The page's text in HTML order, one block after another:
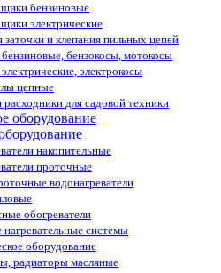
бензиновые
электрические
заточки и клепания пильных цепей
бензокосы, мотокосы
электрокосы
цепные
расходники для садовой техники
накопительные
проточные
водонагреватели
обогреватели
системы
оборудование
радиаторы масляные